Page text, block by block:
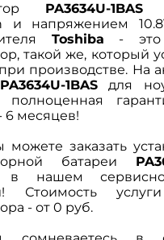
PA3634U-1BAS
и напряжением
Toshiba - это
такой же, который
производстве. На
PA3634U-1BASдля
полноценная
6 месяцев!
заказать
батареи
в нашем
Стоимость
- от 0 руб.